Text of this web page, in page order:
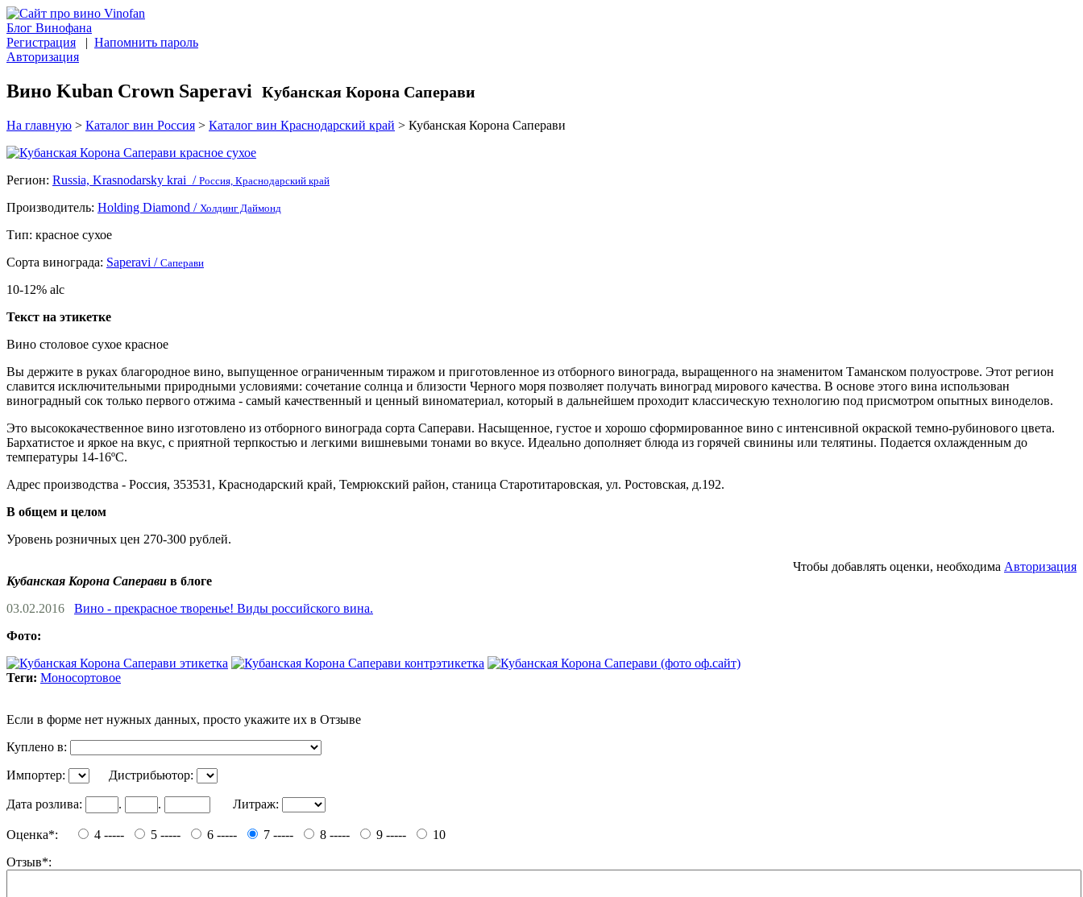
Блог Винофана
Регистрация | Напомнить пароль
Авторизация
Вино Kuban Crown Saperavi Кубанская Корона Саперави
На главную > Каталог вин Россия > Каталог вин Краснодарский край > Кубанская Корона Саперави
Регион: Russia, Krasnodarsky krai / Россия, Краснодарский край
Производитель: Holding Diamond / Холдинг Даймонд
Тип: красное сухое
Сорта винограда: Saperavi / Саперави
10-12% alc
Текст на этикетке
Вино столовое сухое красное
Вы держите в руках благородное вино, выпущенное ограниченным тиражом и приготовленное из отборного винограда, выращенного на знаменитом Таманском полуострове. Этот регион
славится исключительными природными условиями: сочетание солнца и близости Черного моря позволяет получать виноград мирового качества. В основе этого вина использован
виноградный сок только первого отжима - самый качественный и ценный виноматериал, который в дальнейшем проходит классическую технологию под присмотром опытных виноделов.
Это высококачественное вино изготовлено из отборного винограда сорта Саперави. Насыщенное, густое и хорошо сформированное вино с интенсивной окраской темно-рубинового цвета.
Бархатистое и яркое на вкус, с приятной терпкостью и легкими вишневыми тонами во вкусе. Идеально дополняет блюда из горячей свинины или телятины. Подается охлажденным до
температуры 14-16ºС.
Адрес производства - Россия, 353531, Краснодарский край, Темрюкский район, станица Старотитаровская, ул. Ростовская, д.192.
В общем и целом
Уровень розничных цен 270-300 рублей.
Чтобы добавлять оценки, необходима Авторизация
Кубанская Корона Саперави в блоге
03.02.2016
Вино - прекрасное творенье! Виды российского вина.
Фото:
Теги: Моносортовое
Если в форме нет нужных данных, просто укажите их в Отзыве
Куплено в:
Импортер: Дистрибьютор:
Дата розлива: . . Литраж:
Оценка*: 4 ----- 5 ----- 6 ----- 7 ----- 8 ----- 9 -----
10
Отзыв*: